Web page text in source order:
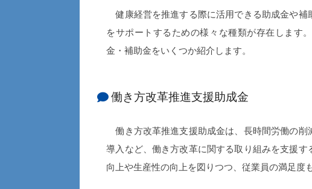
健康経営を推進する際に活用できる助成金や
をサポートするための様々な種類が存在します
金・補助金をいくつか紹介します。
働き方改革推進支援助成金
働き方改革推進支援助成金は、長時間労働の
導入など、働き方改革に関する取り組みを支援
向上や生産性の向上を図りつつ、従業員の満足度